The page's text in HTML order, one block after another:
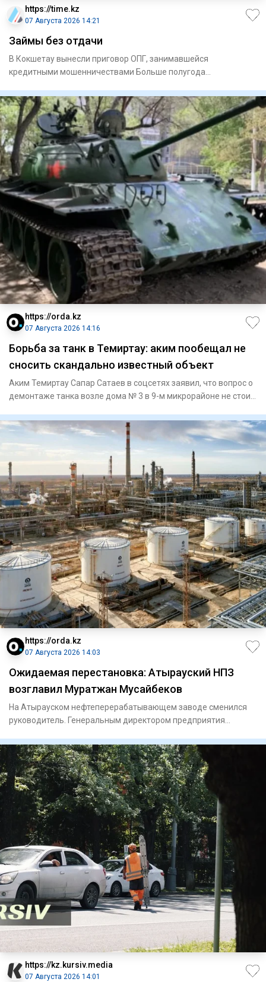
https://time.kz
07 Августа 2026 14:21
Займы без отдачи
В Кокшетау вынесли приговор ОПГ, занимавшейся
кредитными мошенничествами Больше полугода
https://orda.kz
07 Августа 2026 14:16
Борьба за танк в Темиртау: аким пообещал не
сносить скандально известный объект
Аким Темиртау Сапар Сатаев в соцсетях заявил, что вопрос о
демонтаже танка возле дома № 3 в 9-м микрорайоне не стоит.
https://orda.kz
07 Августа 2026 14:03
Ожидаемая перестановка: Атырауский НПЗ
возглавил Муратжан Мусайбеков
На Атырауском нефтеперерабатывающем заводе сменился
руководитель. Генеральным директором предприятия
https://kz.kursiv.media
07 Августа 2026 14:01